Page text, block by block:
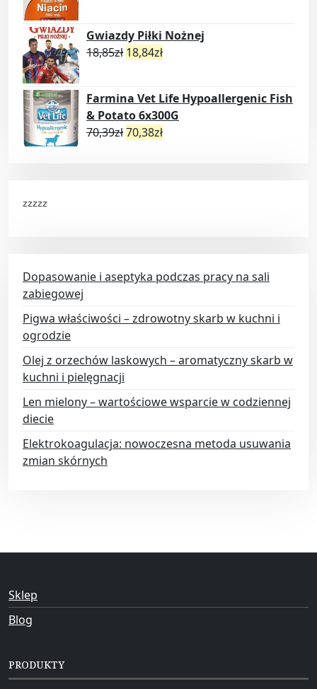
Gwiazdy Piłki Nożnej
18,85zł 18,84zł
Farmina Vet Life Hypoallergenic Fish
& Potato 6x300G
70,39zł70,38zł
zzzzz
Dopasowanie i aseptyka podczas pracy na sali
zabiegowej
Pigwa właściwości – zdrowotny skarb w kuchni i
ogrodzie
Olej z orzechów laskowych – aromatyczny skarb w
kuchni i pielęgnacji
Len mielony – wartościowe wsparcie w codziennej
diecie
Elektrokoagulacja: nowoczesna metoda usuwania
zmian skórnych
Sklep
Blog
PRODUKTY